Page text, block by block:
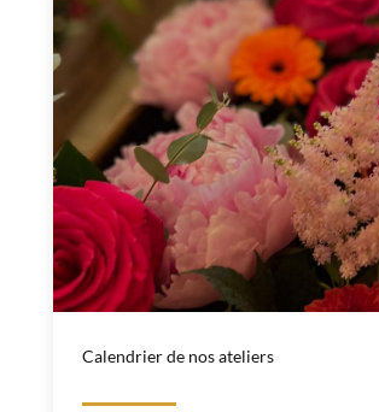
Calendrier de nos ateliers